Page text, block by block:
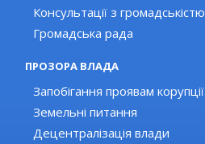
Консультації з громадськістю
Громадська рада
ПРОЗОРА ВЛАДА
Запобігання проявам корупції
Земельні питання
Децентралізація влади